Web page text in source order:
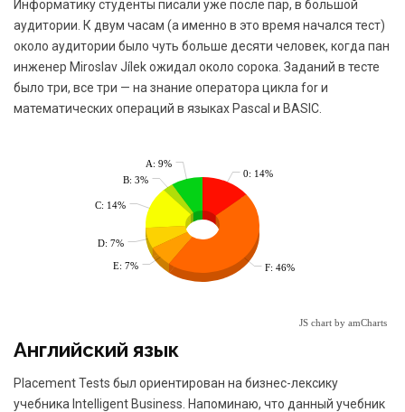
Информатику студенты писали уже после пар, в большой
аудитории. К двум часам (а именно в это время начался тест)
около аудитории было чуть больше десяти человек, когда пан
инженер Miroslav Jílek ожидал около сорока. Заданий в тесте
было три, все три — на знание оператора цикла for и
математических операций в языках Pascal и BASIC.
0: 14%
F: 46%
E: 7%
D: 7%
C: 14%
B: 3%
A: 9%
JS chart by amCharts
Английский язык
Placement Tests был ориентирован на бизнес-лексику
учебника Intelligent Business. Напоминаю, что данный учебник